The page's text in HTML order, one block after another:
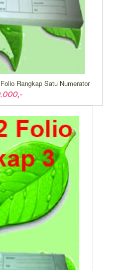
Rangkap Satu Numerator